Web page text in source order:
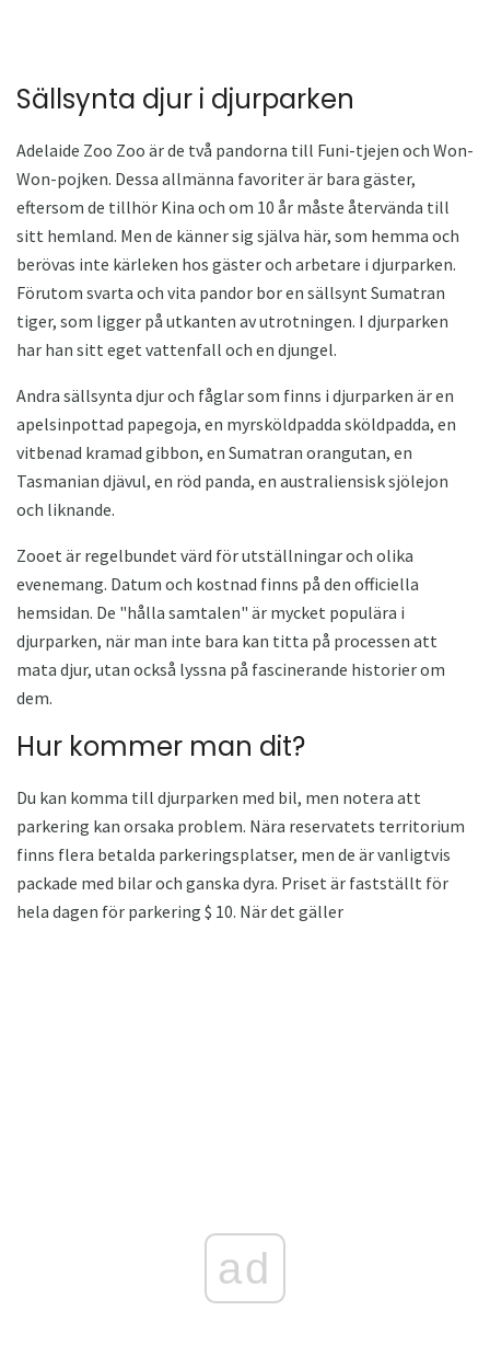
Sällsynta djur i djurparken
Adelaide Zoo Zoo är de två pandorna till Funi-tjejen och Won-
Won-pojken. Dessa allmänna favoriter är bara gäster,
eftersom de tillhör Kina och om 10 år måste återvända till
sitt hemland. Men de känner sig själva här, som hemma och
berövas inte kärleken hos gäster och arbetare i djurparken.
Förutom svarta och vita pandor bor en sällsynt Sumatran
tiger, som ligger på utkanten av utrotningen. I djurparken
har han sitt eget vattenfall och en djungel.
Andra sällsynta djur och fåglar som finns i djurparken är en
apelsinpottad papegoja, en myrsköldpadda sköldpadda, en
vitbenad kramad gibbon, en Sumatran orangutan, en
Tasmanian djävul, en röd panda, en australiensisk sjölejon
och liknande.
Zooet är regelbundet värd för utställningar och olika
evenemang. Datum och kostnad finns på den officiella
hemsidan. De "hålla samtalen" är mycket populära i
djurparken, när man inte bara kan titta på processen att
mata djur, utan också lyssna på fascinerande historier om
dem.
Hur kommer man dit?
Du kan komma till djurparken med bil, men notera att
parkering kan orsaka problem. Nära reservatets territorium
finns flera betalda parkeringsplatser, men de är vanligtvis
packade med bilar och ganska dyra. Priset är fastställt för
hela dagen för parkering $ 10. När det gäller
ad